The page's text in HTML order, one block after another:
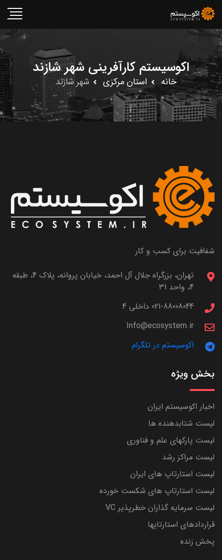
اکوسیستم کارآفرینی شهر شازند
خانه استان مرکزى شهر شازند
شفافیت برای کسب و کار
تهران، بزرگراه جلال آل احمد، خیابان پروانه، پلاک 4، طبقه
4، واحد 31
021-88008044 داخلی 4
Info@ecosystem.ir
اکوسیستم در تلگرام
بخش ویژه
اخبار اکوسیستم ایران
لیست شتابدهنده ها
لیست پارکهای علم و فناوری
لیست مراکز رشد
لیست استارتاپ های ایران
لیست استارتاپ های شکست خورده
لیست سرمایه گذاران خطرپذیر VC
قراردادهای استارتاپها
پخش زنده